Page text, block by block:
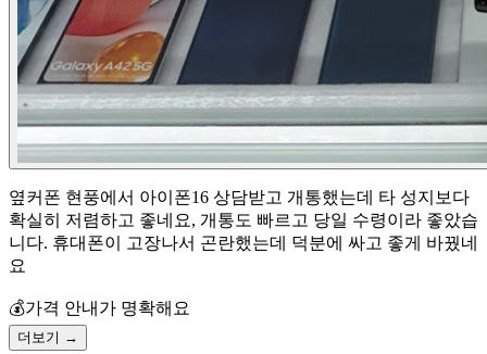
옆커폰 현풍에서 아이폰16 상담받고 개통했는데 타 성지보다
확실히 저렴하고 좋네요, 개통도 빠르고 당일 수령이라 좋았습
니다. 휴대폰이 고장나서 곤란했는데 덕분에 싸고 좋게 바꿨네
요
💰가격 안내가 명확해요
더보기 →